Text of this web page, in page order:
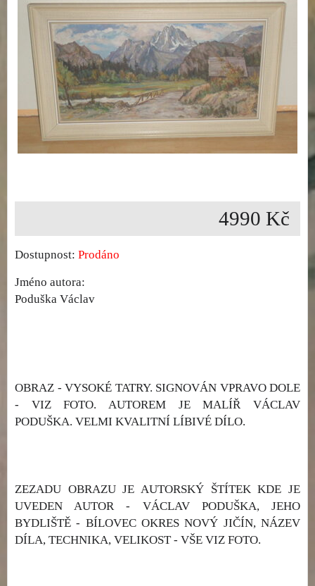
4990 Kč
Dostupnost: Prodáno
Jméno autora:
Poduška Václav
OBRAZ - VYSOKÉ TATRY. SIGNOVÁN VPRAVO DOLE
- VIZ FOTO. AUTOREM JE MALÍŘ VÁCLAV
PODUŠKA. VELMI KVALITNÍ LÍBIVÉ DÍLO.
ZEZADU OBRAZU JE AUTORSKÝ ŠTÍTEK KDE JE
UVEDEN AUTOR - VÁCLAV PODUŠKA, JEHO
BYDLIŠTĚ - BÍLOVEC OKRES NOVÝ JIČÍN, NÁZEV
DÍLA, TECHNIKA, VELIKOST - VŠE VIZ FOTO.